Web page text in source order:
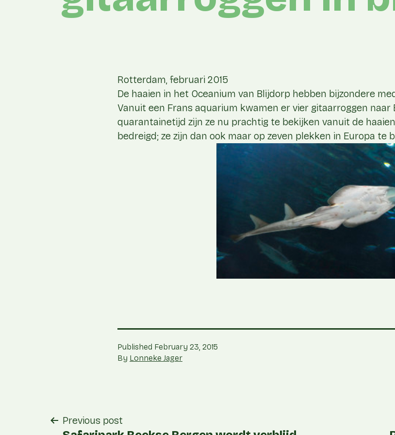
Rotterdam, februari 2015
De haaien in het Oceanium van Blijdorp hebben bijzondere
Vanuit een Frans aquarium kwamen er vier gitaarroggen naar
quarantainetijd zijn ze nu prachtig te bekijken vanuit de
bedreigd; ze zijn dan ook maar op zeven plekken in Europa te
Published February 23, 2015
By Lonneke Jager
post
Previous post